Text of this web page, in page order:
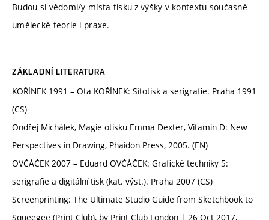
Budou si vědomi/y místa tisku z výšky v kontextu současné
umělecké teorie i praxe.
ZÁKLADNÍ LITERATURA
KOŘÍNEK 1991 – Ota KOŘÍNEK: Sítotisk a serigrafie. Praha 1991
(CS)
Ondřej Michálek, Magie otisku Emma Dexter, Vitamin D: New
Perspectives in Drawing, Phaidon Press, 2005. (EN)
OVČÁČEK 2007 – Eduard OVČÁČEK: Grafické techniky 5:
serigrafie a digitální tisk (kat. výst.). Praha 2007 (CS)
Screenprinting: The Ultimate Studio Guide from Sketchbook to
Squeegee (Print Club), by Print Club London | 26 Oct 2017,